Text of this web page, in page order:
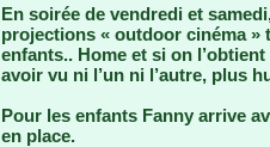
En soirée de vendredi et
projections « outdoor cinéma »
enfants.. Home et si on
avoir vu ni l’un ni l’autre, plus
Pour les enfants Fanny arrive
en place.